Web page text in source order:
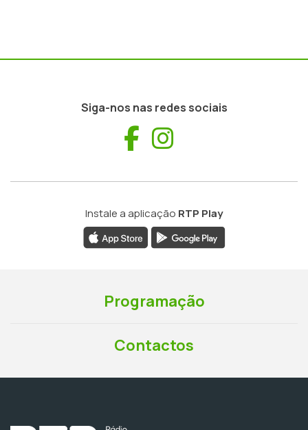
Siga-nos nas redes sociais
Facebook
Instale a aplicação RTP Play
Programação
Contactos